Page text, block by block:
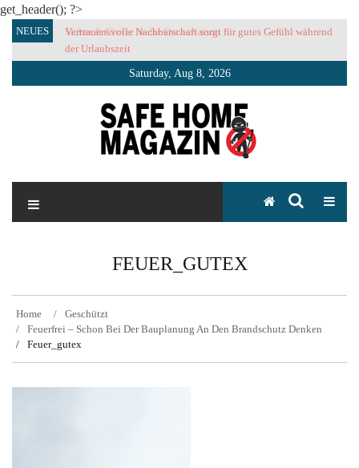
get_header(); ?>
SkipNEUES
Vertrauensvolle Nachbarschaft sorgt für gutes Gefühl während
der Urlaubszeit
Saturday, Aug 8, 2026
SAFE HOME Magazin
FEUER_GUTEX
Home
Geschützt
Feuerfrei – Schon Bei Der Bauplanung An Den Brandschutz Denken
Feuer_gutex